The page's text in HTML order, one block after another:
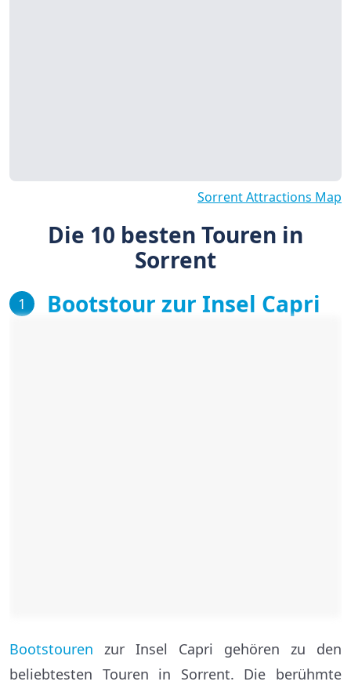
Sorrent Attractions Map
Die 10 besten Touren in
Sorrent
1 Bootstour zur Insel Capri
Bootstouren zur Insel Capri gehören zu den
beliebtesten Touren in Sorrent. Die berühmte